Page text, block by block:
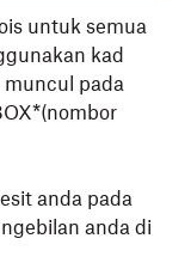
untuk semua
kad
muncul pada
anda pada
anda di